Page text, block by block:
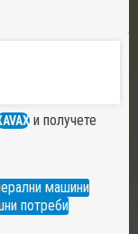
и получете
машини
потреби